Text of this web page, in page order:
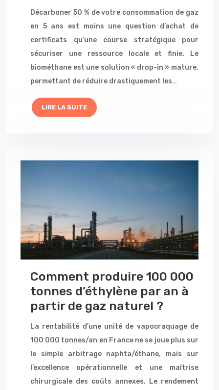
Décarboner 50 % de votre consommation de gaz
en 5 ans est moins une question d’achat de
certificats qu’une course stratégique pour
sécuriser une ressource locale et finie. Le
biométhane est une solution « drop-in » mature,
permettant de réduire drastiquement les…
LIRE LA SUITE
Comment produire 100 000
tonnes d’éthylène par an à
partir de gaz naturel ?
La rentabilité d’une unité de vapocraquage de
100 000 tonnes/an en France ne se joue plus sur
le simple arbitrage naphta/éthane, mais sur
l’excellence opérationnelle et une maîtrise
chirurgicale des coûts annexes. Le rendement